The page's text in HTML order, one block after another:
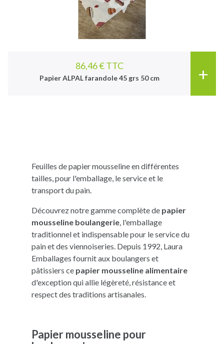
86,46 € TTC
Papier ALPAL farandole 45 grs 50 cm +
Feuilles de papier mousseline en différentes
tailles, pour l'emballage, le service et le
transport du pain.
Découvrez notre gamme complète de papier
mousseline boulangerie , l'emballage
traditionnel et indispensable pour le service du
pain et des viennoiseries. Depuis 1992, Laura
Emballages fournit aux boulangers et
pâtissiers ce papier mousseline alimentaire
d'exception qui allie légèreté, résistance et
respect des traditions artisanales.
Papier mousseline pour